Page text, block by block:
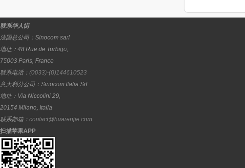
联系华人街
法国总公司： Sinocom sarl
地址： 48 Rue de Turbigo,
75003 Paris, France
联系电话： (0033)-(0)144610523
意大利分公司： Sinocom Italia Srl
地址： Via Niccolini 29,
20154 Milano, Italia
联系邮箱： contact@huarenjie.com
扫描苹果APP